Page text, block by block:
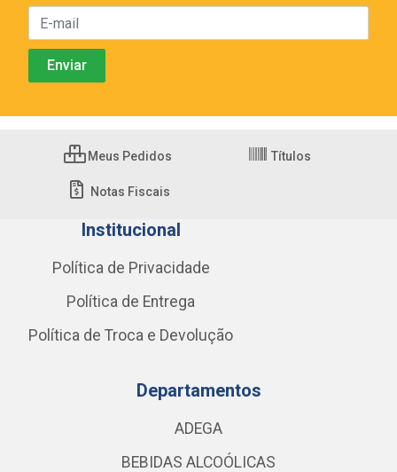
Meus Pedidos Títulos
Notas Fiscais
Institucional
Política de Privacidade
Política de Entrega
Política de Troca e Devolução
Departamentos
ADEGA
BEBIDAS ALCOÓLICAS